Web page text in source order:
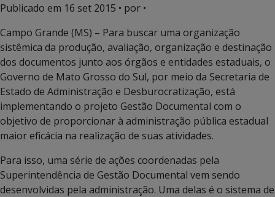
Publicado em 16 set 2015 • por •
Campo Grande (MS) – Para buscar uma organização
sistêmica da produção, avaliação, organização e destinação
dos documentos junto aos órgãos e entidades estaduais, o
Governo de Mato Grosso do Sul, por meio da Secretaria de
Estado de Administração e Desburocratização, está
implementando o projeto Gestão Documental com o
objetivo de proporcionar à administração pública estadual
maior eficácia na realização de suas atividades.
Para isso, uma série de ações coordenadas pela
Superintendência de Gestão Documental vem sendo
desenvolvidas pela administração. Uma delas é o sistema de